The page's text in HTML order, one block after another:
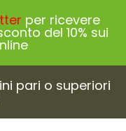
per ricevere
del 10% sui
pari o superiori